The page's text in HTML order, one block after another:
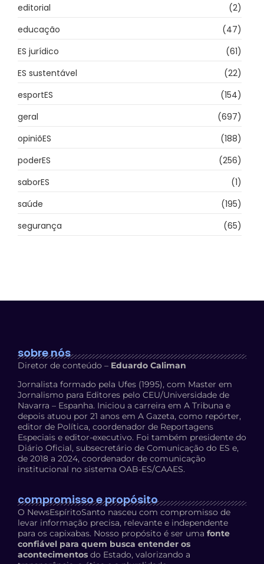
editorial
(2)
educação
(47)
ES jurídico
(61)
ES sustentável
(22)
esportES
(154)
geral
(697)
opiniõES
(188)
poderES
(256)
saborES
(1)
saúde
(195)
segurança
(65)
sobre nós
Diretor de conteúdo – Eduardo Caliman
Jornalista formado pela Ufes (1995), com Master em
Jornalismo para Editores pelo CEU/Universidade de
Navarra – Espanha. Iniciou a carreira em A Tribuna e
depois atuou por 21 anos em A Gazeta, como repórter,
editor de Política, coordenador de Reportagens
Especiais e editor-executivo. Foi também presidente do
Diário Oficial, subsecretário de Comunicação do ES e,
de 2018 a 2024, coordenador de comunicação
institucional no sistema OAB-ES/CAAES.
compromisso e propósito
O NewsEspíritoSanto nasceu com compromisso de
levar informação precisa, relevante e independente
para os capixabas. Nosso propósito é ser uma fonte
confiável para quem busca entender os
acontecimentos do Estado, valorizando a